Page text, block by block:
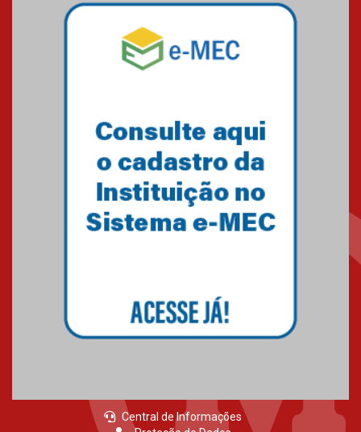
Mackenzie recepciona os
calouros do segundo semestre
Como o Colégio Mackenzie
Brasília prepara seus
estudantes para o PAS antes
mesmo do Ensino Médio
04.08.2026
Central de Informações